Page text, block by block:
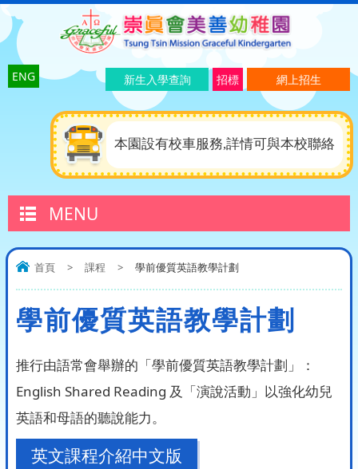
ENG 網上招生
招標
新生入學查詢
本園設有校車服務,詳情可與本校聯絡
MENU
首頁 > 課程 > 學前優質英語教學計劃
學前優質英語教學計劃
推行由語常會舉辦的「學前優質英語教學計劃」：
English Shared Reading 及「演說活動」以強化幼兒
英語和母語的聽說能力。
英文課程介紹中文版